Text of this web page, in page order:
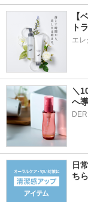
【
ト
エレ
＼
へ
日
ち